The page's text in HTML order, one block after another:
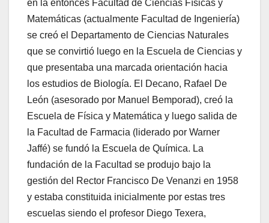
en la entonces Facultad de Ciencias Físicas y
Matemáticas (actualmente Facultad de Ingeniería)
se creó el Departamento de Ciencias Naturales
que se convirtió luego en la Escuela de Ciencias y
que presentaba una marcada orientación hacia
los estudios de Biología. El Decano, Rafael De
León (asesorado por Manuel Bemporad), creó la
Escuela de Física y Matemática y luego salida de
la Facultad de Farmacia (liderado por Warner
Jaffé) se fundó la Escuela de Química. La
fundación de la Facultad se produjo bajo la
gestión del Rector Francisco De Venanzi en 1958
y estaba constituida inicialmente por estas tres
escuelas siendo el profesor Diego Texera,